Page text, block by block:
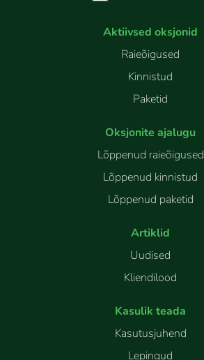
Aktiivsed oksjonid
Raieõigused
Kinnistud
Paketid
Oksjonite ajalugu
Lõppenud raieõigused
Lõppenud kinnistud
Lõppenud paketid
Artiklid
Uudised
Kliendilood
Kasulik teada
Kasutusjuhend
Lepingud